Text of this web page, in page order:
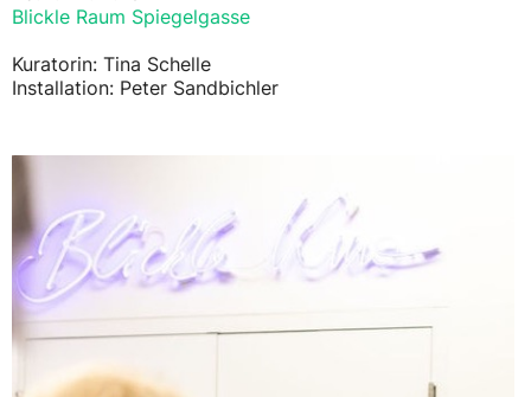
Blickle Raum Spiegelgasse
Kuratorin: Tina Schelle
Installation: Peter Sandbichler